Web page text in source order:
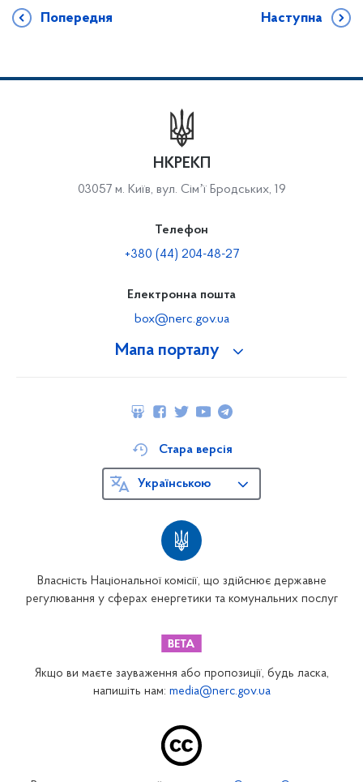
Попередня Наступна
Мапа порталу
НКРЕКП
03057 м. Київ, вул. Сімʼї Бродських, 19
Телефон
+380 (44) 204-48-27
Електронна пошта
box@nerc.gov.ua
Власність Національної комісії, що здійснює державне
регулювання у сферах енергетики та комунальних послуг
Стара версія
Українською
Якщо ви маєте зауваження або пропозиції, будь ласка,
напишіть нам: media@nerc.gov.ua